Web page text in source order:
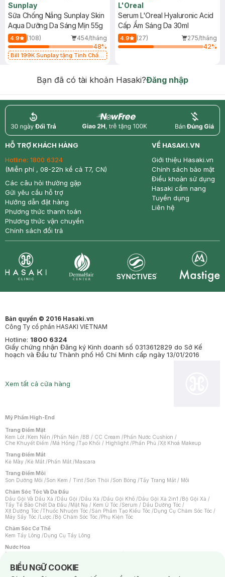
Sunplay
Sữa Chống Nắng Sunplay Skin
Aqua Dưỡng Da Sáng Mịn 55g
4.9 (108)
454/tháng
48%
Bill 199K Sunplay tặng Tinh Chất
L'Oreal
Serum L'Oreal Hyaluronic Acid
Cấp Ẩm Sáng Da 30ml
4.9 (27)
275/tháng
42%
Bạn đã có tài khoản Hasaki?Đăng nhập
return nowfree price
HỖ TRỢ KHÁCH HÀNG
Hotline: 1800 6324
(Miễn phí , 08-22h kể cả T7, CN)
Các câu hỏi thường gặp
Gửi yêu cầu hỗ trợ
Hướng dẫn đặt hàng
Phương thức thanh toán
Phương thức vận chuyển
Chính sách đổi trả
VỀ HASAKI.VN
Giới thiệu Hasaki.vn
Chính sách bảo mật
Điều khoản sử dụng
Hasaki cẩm nang
Tuyển dụng
Liên hệ
Bản quyền © 2016 Hasaki.vn
Công Ty cổ phần HASAKI VIETNAM
Hotline: 1800 6324
Giấy chứng nhận Đăng ký Kinh doanh số 0313612829 do Sở Kế
hoạch và Đầu tư Thành phố Hồ Chí Minh cấp ngày 13/01/2016
Xem tất cả cửa hàng
Mỹ Phẩm High-End
Trang Điểm Mặt
Kem Lót /Kem Nền /Phấn Nền /BB / CC Cream /Phấn Nước Cushion /
Che Khuyết Điểm /Má Hồng /Tạo Khối / Highlight /Phấn Phủ /Xịt Khoá Makeup
Trang Điểm Mắt
Kẻ Mày /Kẻ Mắt /Phấn Mắt /Mascara
Trang Điểm Môi
Son Dưỡng Môi /Son Kem / Tint /Son Thỏi /Son Bóng /Tẩy Trang Mắt / Môi
Chăm Sóc Tóc Và Da Đầu
Dầu Gội Và Dầu Xả /Dầu Gội /Dầu Xả /Dầu Gội Khô /Dầu Gội Xả 2in1 /Bộ Gội Xả /
Tẩy Tế Bào Chết Da Đầu /Mặt Nạ / Kem Ủ Tóc /Serum / Dầu Dưỡng Tóc /
Xịt Dưỡng Tóc /Thuốc Nhuộm Tóc /Sản Phẩm Tạo Kiểu Tóc /Dụng Cụ Chăm Sóc Tóc /
Máy Sấy Tóc /Lược /Bộ Chăm Sóc Tóc /Phụ Kiện Tóc
Chăm Sóc Cơ Thể
Kem Tẩy Lông /Dụng Cụ Tẩy Lông
Nước Hoa
Nước Hoa Nữ
Chăm Sóc Cá Nhân
BIỂU NGỮ COOKIE
Notice about cookies usage